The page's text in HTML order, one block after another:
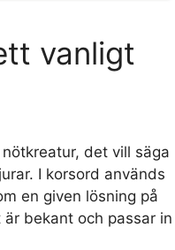
vanligt
det vill säga
I korsord används
en given lösning på
är bekant och passar in